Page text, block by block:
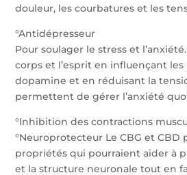
douleur, les courbatures et les
°Antidépresseur
Pour soulager le stress et
corps et l’esprit en influençant les
dopamine et en réduisant la
permettent de gérer l’anxiété
°Inhibition des contractions
°Neuroprotecteur Le CBG et CBD
propriétés qui pourraient aider à
et la structure neuronale tout en